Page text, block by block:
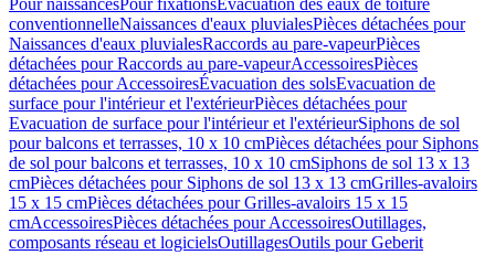
Pour naissancesPour fixationsÉvacuation des eaux de toiture
conventionnelleNaissances d'eaux pluvialesPièces détachées pour
Naissances d'eaux pluvialesRaccords au pare-vapeurPièces
détachées pour Raccords au pare-vapeurAccessoiresPièces
détachées pour AccessoiresÉvacuation des solsEvacuation de
surface pour l'intérieur et l'extérieurPièces détachées pour
Evacuation de surface pour l'intérieur et l'extérieurSiphons de sol
pour balcons et terrasses, 10 x 10 cmPièces détachées pour Siphons
de sol pour balcons et terrasses, 10 x 10 cmSiphons de sol 13 x 13
cmPièces détachées pour Siphons de sol 13 x 13 cmGrilles-avaloirs
15 x 15 cmPièces détachées pour Grilles-avaloirs 15 x 15
cmAccessoiresPièces détachées pour AccessoiresOutillages,
composants réseau et logicielsOutillagesOutils pour Geberit